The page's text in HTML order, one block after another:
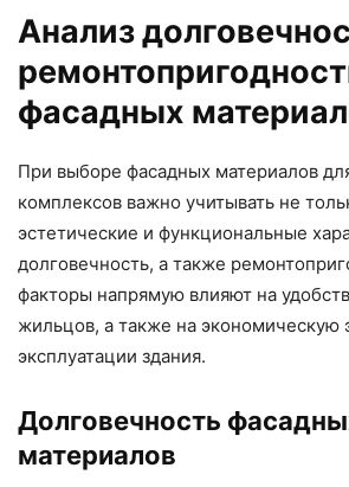
Анализ
фасадных
При выборе фасадных материалов
комплексов важно учитывать не
эстетические и функциональные
долговечность, а также
факторы напрямую влияют на
жильцов, а также на экономическую
эксплуатации здания.
Долговечность
материалов